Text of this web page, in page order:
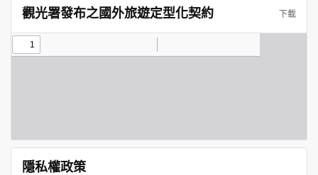
觀光署發布之國外旅遊定型化契約 下載
隱私權政策